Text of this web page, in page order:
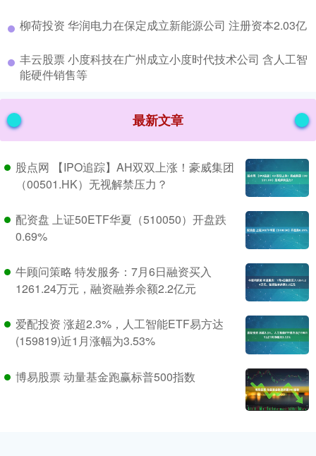
​柳荷投资 华润电力在保定成立新能源公司 注册资本2.03亿
​丰云股票 小度科技在广州成立小度时代技术公司 含人工智
能硬件销售等
最新文章
股点网 【IPO追踪】AH双双上涨！豪威集团
（00501.HK）无视解禁压力？
配资盘 上证50ETF华夏（510050）开盘跌
0.69%
牛顾问策略 特发服务：7月6日融资买入
1261.24万元，融资融券余额2.2亿元
爱配投资 涨超2.3%，人工智能ETF易方达
(159819)近1月涨幅为3.53%
博易股票 动量基金跑赢标普500指数